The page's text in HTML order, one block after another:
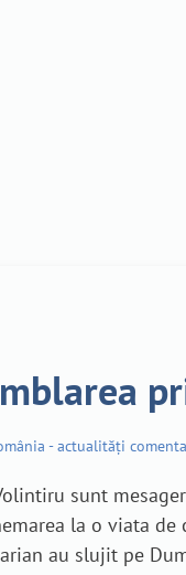
- actualități
sunt
la o viata
au slujit pe